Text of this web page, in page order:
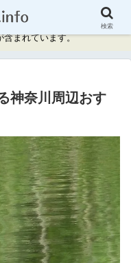
と記録
含まれています。
神奈川周辺おす
検索